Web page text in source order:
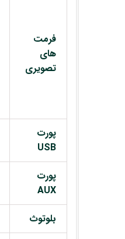
فرمت
های
تصویری
پورت
USB
پورت
AUX
بلوتوث